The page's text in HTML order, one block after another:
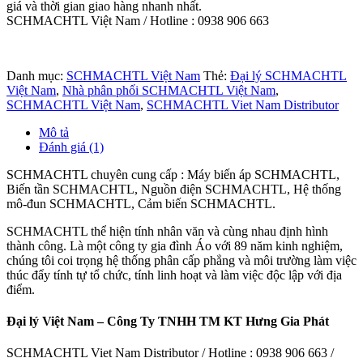
giá và thời gian giao hàng nhanh nhất.
SCHMACHTL Việt Nam / Hotline : 0938 906 663
Danh mục: SCHMACHTL Việt Nam Thẻ: Đại lý SCHMACHTL
Việt Nam, Nhà phân phối SCHMACHTL Việt Nam,
SCHMACHTL Việt Nam, SCHMACHTL Viet Nam Distributor
Mô tả
Đánh giá (1)
SCHMACHTL chuyên cung cấp : Máy biến áp SCHMACHTL,
Biến tần SCHMACHTL, Nguồn điện SCHMACHTL, Hệ thống
mô-đun SCHMACHTL, Cảm biến SCHMACHTL.
SCHMACHTL thể hiện tính nhân văn và cùng nhau định hình
thành công. Là một công ty gia đình Áo với 89 năm kinh nghiệm,
chúng tôi coi trọng hệ thống phân cấp phẳng và môi trường làm việc
thúc đẩy tính tự tổ chức, tính linh hoạt và làm việc độc lập với địa
điểm.
Đại lý Việt Nam – Công Ty TNHH TM KT Hưng Gia Phát
SCHMACHTL Viet Nam Distributor / Hotline : 0938 906 663 /